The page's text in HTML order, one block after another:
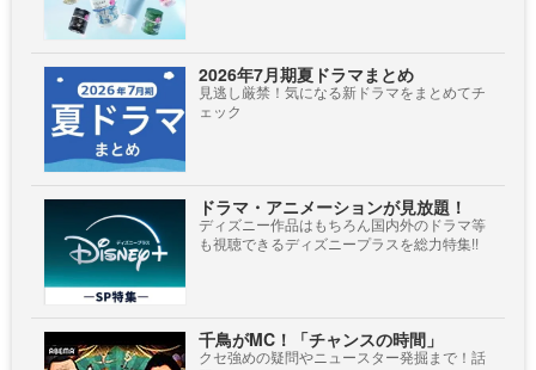
2026年7月期夏ドラマまとめ
見逃し厳禁！気になる新ドラマをまとめてチ
ェック
ドラマ・アニメーションが見放題！
ディズニー作品はもちろん国内外のドラマ等
も視聴できるディズニープラスを総力特集!!
千鳥がMC！「チャンスの時間」
クセ強めの疑問やニュースター発掘まで！話